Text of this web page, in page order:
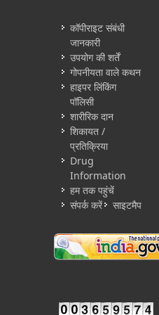
कॉपीराइट संबंधी
जानकारी
उपयोग की शर्तें
गोपनीयता वाले कथन
हाइपर लिंकिंग
पॉलिसी
शारीरिक दान
शिकायत /
प्रतिक्रिया
Drug
Information
हम तक पहुंचें
संपर्क करें
साइटमैप